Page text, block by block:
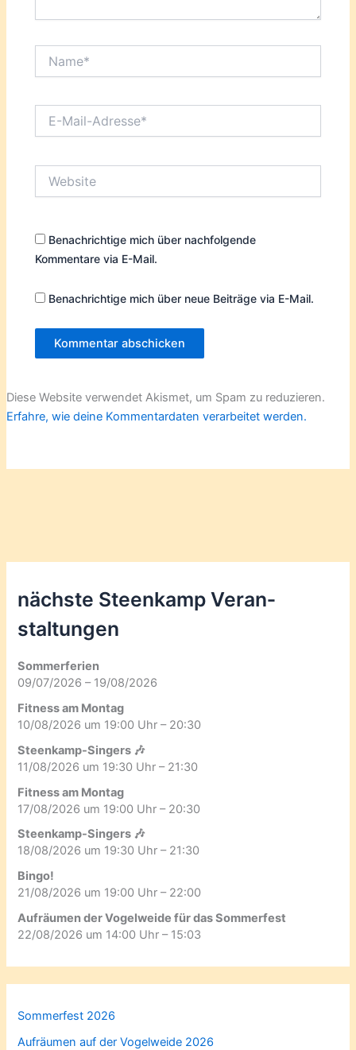
Mail-
Benachrichtige mich über nachfolgende
Kommentare via E-Mail.
Benachrichtige mich über neue Beiträge via E-Mail.
Diese Website verwendet Akismet, um Spam zu reduzieren.
Erfahre, wie deine Kommentardaten verarbeitet werden.
nächste Steenkamp Veran­
staltungen
Sommerferien
09/07/2026 – 19/08/2026
Fitness am Montag
10/08/2026 um 19:00 Uhr – 20:30
Steenkamp-Singers 🎶
11/08/2026 um 19:30 Uhr – 21:30
Fitness am Montag
17/08/2026 um 19:00 Uhr – 20:30
Steenkamp-Singers 🎶
18/08/2026 um 19:30 Uhr – 21:30
Bingo!
21/08/2026 um 19:00 Uhr – 22:00
Aufräumen der Vogelweide für das Sommerfest
22/08/2026 um 14:00 Uhr – 15:03
Sommerfest 2026
Aufräumen auf der Vogelweide 2026